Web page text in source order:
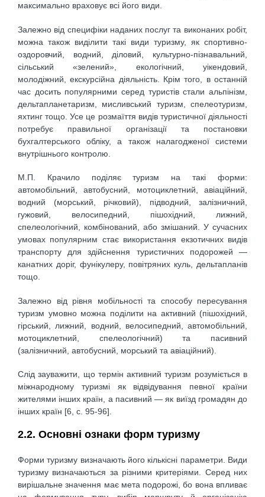
максимально враховує всі його види.
Залежно від специфіки наданих послуг та виконаних робіт,
можна також виділити такі види туризму, як спортивно-
оздоровчий, водний, діловий, культурно-пізнавальний,
сільський «зелений», екологічний, уікендовий,
молодіжний, екскурсійна діяльність. Крім того, в останній
час досить популярними серед туристів стали альпінізм,
дельтапланетаризм, мисливський туризм, спелеотуризм,
яхтинг тощо. Усе це розмаїття видів туристичної діяльності
потребує правильної організації та постановки
бухгалтерського обліку, а також налагодженої системи
внутрішнього контролю.
М.П. Крачило поділяє туризм на такі форми:
автомобільний, автобусний, мотоциклетний, авіаційний,
водний (морський, річковий), підводний, залізничний,
гужовий, велосипедний, пішохідний, лижний,
спелеологічний, комбінований, або змішаний. У сучасних
умовах популярним стає використання екзотичних видів
транспорту для здійснення туристичних подорожей —
канатних доріг, фунікулеру, повітряних куль, дельтапланів
тощо.
Залежно від рівня мобільності та способу пересування
туризм умовно можна поділити на активний (пішохідний,
гірський, лижний, водний, велосипедний, автомобільний,
мотоциклетний, спелеологічний) та пасивний
(залізничний, автобусний, морський та авіаційний).
Слід зауважити, що термін активний туризм розуміється в
міжнародному туризмі як відвідування певної країни
жителями інших країн, а пасивний — як виїзд громадян до
інших країн [6, c. 95-96].
2.2. Основні ознаки форм туризму
Форми туризму визначають його кількісні параметри. Види
туризму визначаються за різними критеріями. Серед них
вирішальне значення має мета подорожі, бо вона впливає